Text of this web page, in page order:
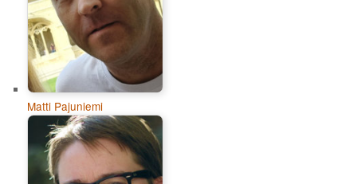
Matti Pajuniemi